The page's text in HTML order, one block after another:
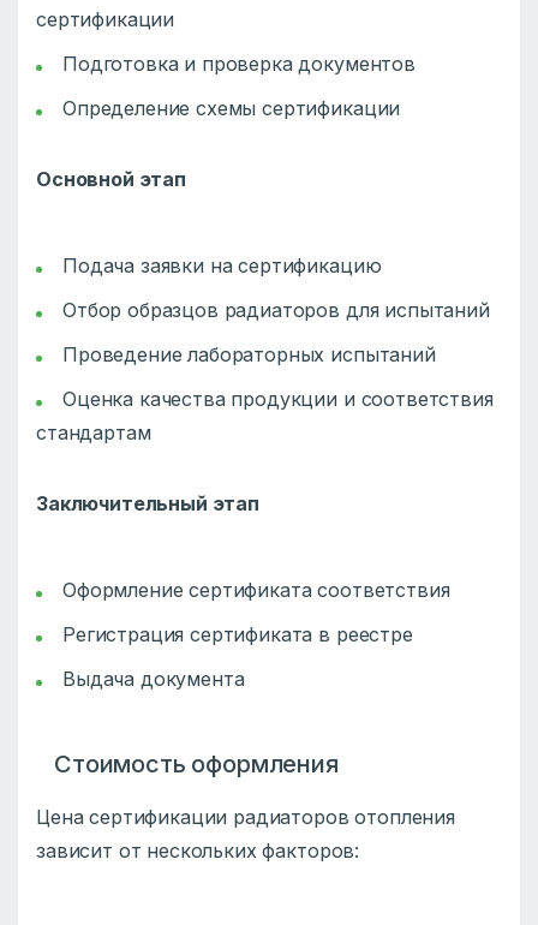
сертификации
Подготовка и проверка документов
Определение схемы сертификации
Основной этап
Подача заявки на сертификацию
Отбор образцов радиаторов для испытаний
Проведение лабораторных испытаний
Оценка качества продукции и соответствия
стандартам
Заключительный этап
Оформление сертификата соответствия
Регистрация сертификата в реестре
Выдача документа
Стоимость оформления
Цена сертификации радиаторов отопления
зависит от нескольких факторов: